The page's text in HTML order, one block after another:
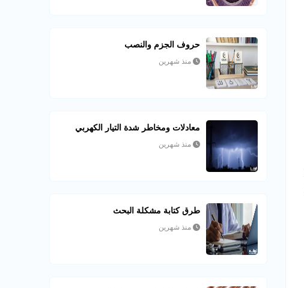
حروف الجزم والنصب
منذ شهرين
معادلات ومخاطر شدة التيار الكهربي
منذ شهرين
طرق كتابة مشكلة البحث
منذ شهرين